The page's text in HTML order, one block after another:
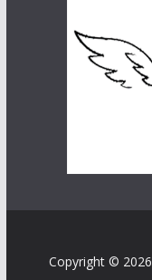
Copyright © 2026